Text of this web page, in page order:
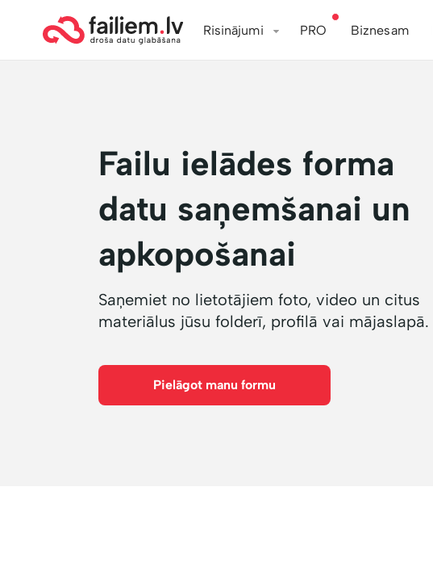
Risinājumi PRO Biznesam
Failu ielādes forma
datu saņemšanai un
apkopošanai
Saņemiet no lietotājiem foto, video un citus
materiālus jūsu folderī, profilā vai mājaslapā.
Pielāgot manu formu